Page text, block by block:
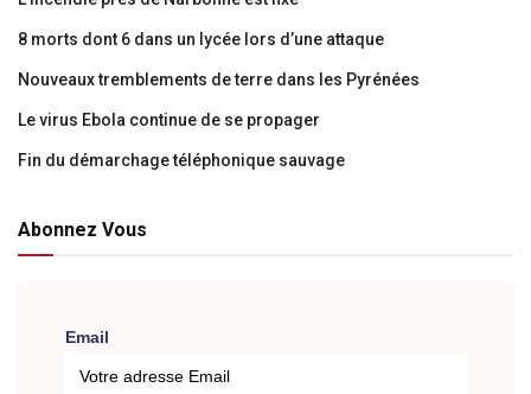
8 morts dont 6 dans un lycée lors d’une attaque
Nouveaux tremblements de terre dans les Pyrénées
Le virus Ebola continue de se propager
Fin du démarchage téléphonique sauvage
Abonnez Vous
Email